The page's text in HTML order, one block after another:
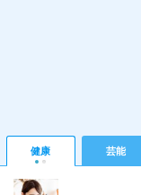
健康 芸能